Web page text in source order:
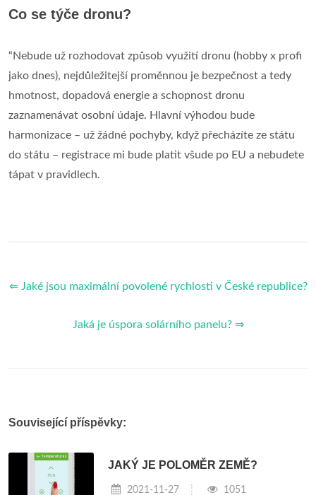
Co se týče dronu?
“Nebude už rozhodovat způsob využití dronu (hobby x profi
jako dnes), nejdůležitejší proměnnou je bezpečnost a tedy
hmotnost, dopadová energie a schopnost dronu
zaznamenávat osobní údaje. Hlavní výhodou bude
harmonizace – už žádné pochyby, když přecházíte ze státu
do státu – registrace mi bude platit všude po EU a nebudete
tápat v pravidlech.
⇐ Jaké jsou maximální povolené rychlosti v České republice?
Jaká je úspora solárního panelu? ⇒
Související příspěvky:
JAKÝ JE POLOMĚR ZEMĚ?
2021-11-27 1051